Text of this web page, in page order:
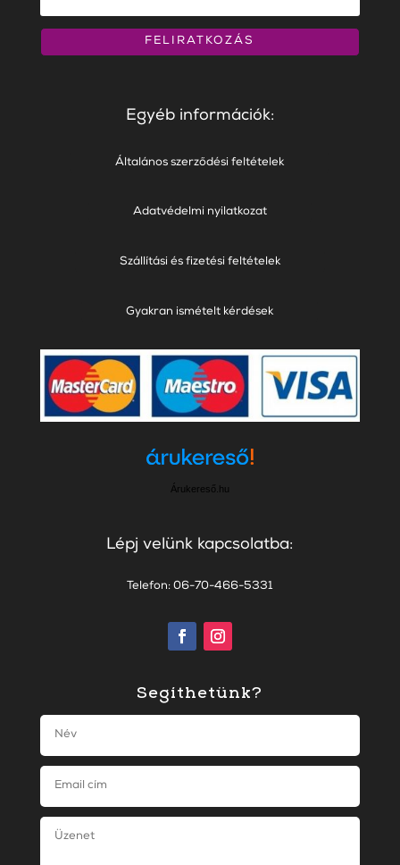
FELIRATKOZÁS
Egyéb információk:
Általános szerződési feltételek
Adatvédelmi nyilatkozat
Szállítási és fizetési feltételek
Gyakran ismételt kérdések
Árukereső.hu
Lépj velünk kapcsolatba:
Telefon: 06-70-466-5331
Segíthetünk?